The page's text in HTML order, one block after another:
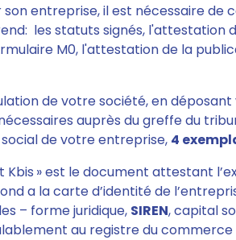
entreprise, il est nécessaire de
les statuts signés, l'attestation
M0, l'attestation de la
de votre société, en
auprès du greffe du
de votre entreprise, 4
Kbis » est le document attestant
a la carte d’identité de
– forme juridique, SIREN, capital
au registre du commerce